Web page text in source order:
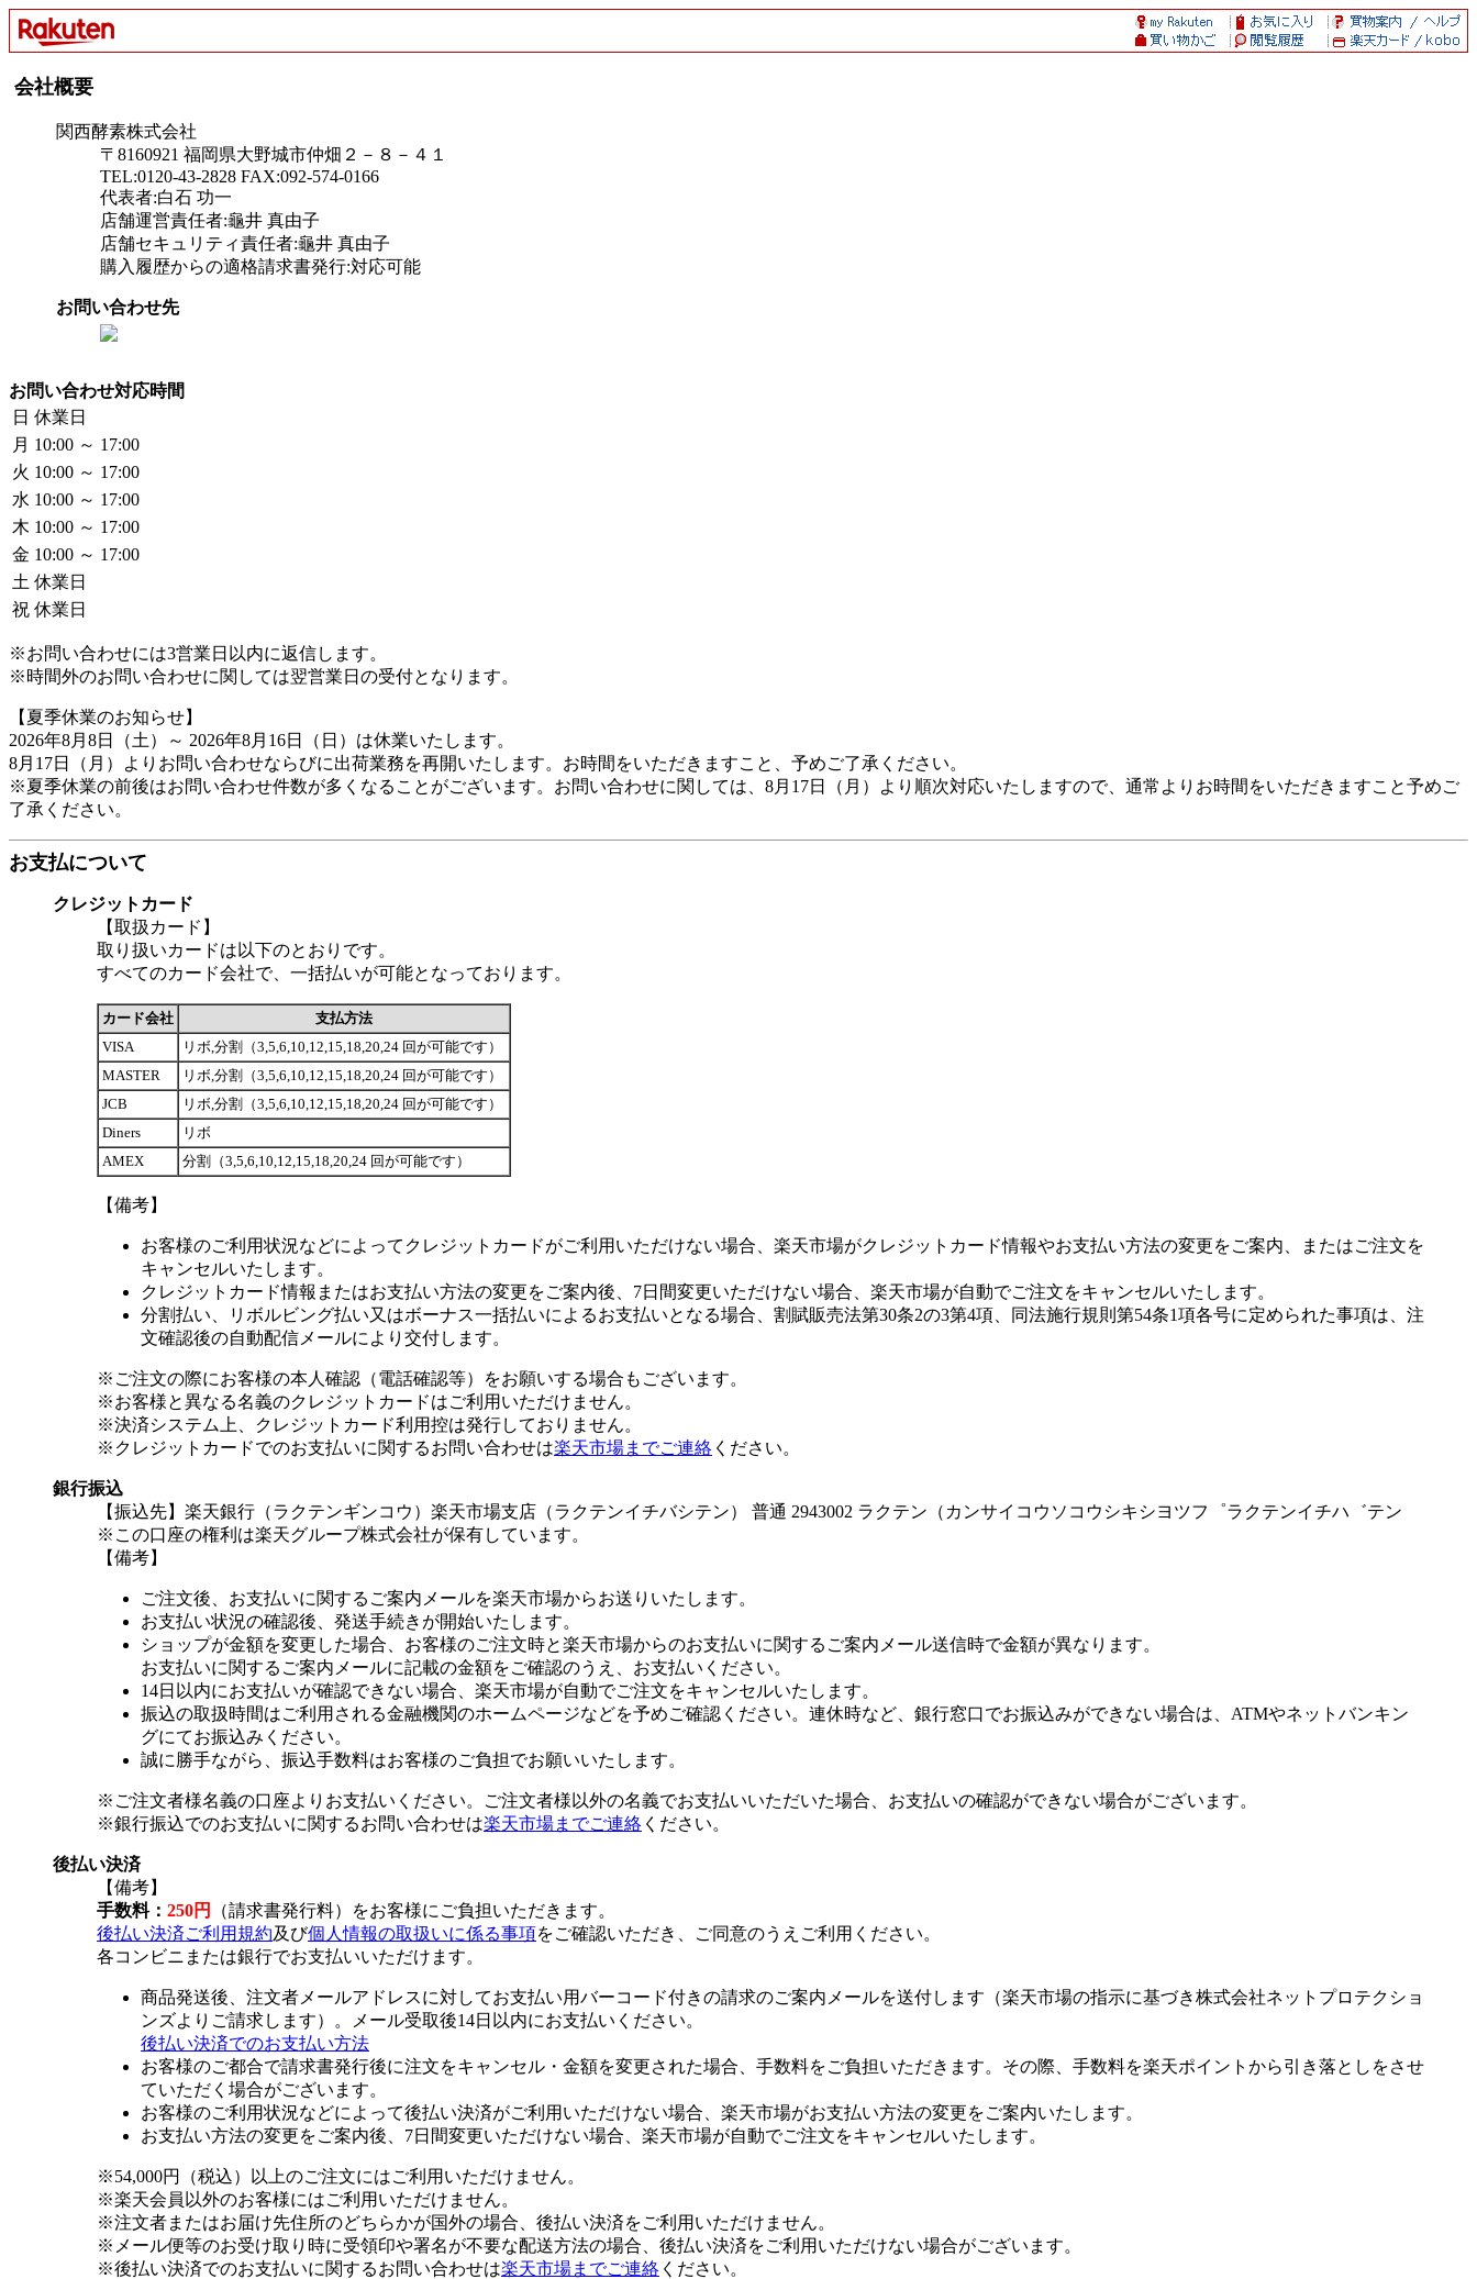
会社概要
関西酵素株式会社
〒8160921 福岡県大野城市仲畑２－８－４１
TEL:0120-43-2828 FAX:092-574-0166
代表者:白石 功一
店舗運営責任者:龜井 真由子
店舗セキュリティ責任者:龜井 真由子
購入履歴からの適格請求書発行:対応可能
お問い合わせ先
お問い合わせ対応時間
日 休業日
月 10:00 ～ 17:00
火 10:00 ～ 17:00
水 10:00 ～ 17:00
木 10:00 ～ 17:00
金 10:00 ～ 17:00
土 休業日
祝 休業日
※お問い合わせには3営業日以内に返信します。
※時間外のお問い合わせに関しては翌営業日の受付となります。
【夏季休業のお知らせ】
2026年8月8日（土）～ 2026年8月16日（日）は休業いたします。
8月17日（月）よりお問い合わせならびに出荷業務を再開いたします。お時間をいただきますこと、予めご了承ください。
※夏季休業の前後はお問い合わせ件数が多くなることがございます。お問い合わせに関しては、8月17日（月）より順次対応いたしますので、通常よりお時間をいただきますこと予めご
了承ください。
お支払について
クレジットカード
【取扱カード】
取り扱いカードは以下のとおりです。
すべてのカード会社で、一括払いが可能となっております。
カード会社
支払方法
VISA
リボ,分割（3,5,6,10,12,15,18,20,24 回が可能です）
MASTER
リボ,分割（3,5,6,10,12,15,18,20,24 回が可能です）
JCB
リボ,分割（3,5,6,10,12,15,18,20,24 回が可能です）
Diners
リボ
AMEX
分割（3,5,6,10,12,15,18,20,24 回が可能です）
【備考】
お客様のご利用状況などによってクレジットカードがご利用いただけない場合、楽天市場がクレジットカード情報やお支払い方法の変更をご案内、またはご注文を
キャンセルいたします。
クレジットカード情報またはお支払い方法の変更をご案内後、7日間変更いただけない場合、楽天市場が自動でご注文をキャンセルいたします。
分割払い、リボルビング払い又はボーナス一括払いによるお支払いとなる場合、割賦販売法第30条2の3第4項、同法施行規則第54条1項各号に定められた事項は、注
文確認後の自動配信メールにより交付します。
※ご注文の際にお客様の本人確認（電話確認等）をお願いする場合もございます。
※お客様と異なる名義のクレジットカードはご利用いただけません。
※決済システム上、クレジットカード利用控は発行しておりません。
※クレジットカードでのお支払いに関するお問い合わせは楽天市場までご連絡 ください。
銀行振込
【振込先】楽天銀行（ラクテンギンコウ）楽天市場支店（ラクテンイチバシテン） 普通 2943002 ラクテン（カンサイコウソコウシキシヨツフ゜ラクテンイチハ゛テン
※この口座の権利は楽天グループ株式会社が保有しています。
【備考】
ご注文後、お支払いに関するご案内メールを楽天市場からお送りいたします。
お支払い状況の確認後、発送手続きが開始いたします。
ショップが金額を変更した場合、お客様のご注文時と楽天市場からのお支払いに関するご案内メール送信時で金額が異なります。
お支払いに関するご案内メールに記載の金額をご確認のうえ、お支払いください。
14日以内にお支払いが確認できない場合、楽天市場が自動でご注文をキャンセルいたします。
振込の取扱時間はご利用される金融機関のホームページなどを予めご確認ください。連休時など、銀行窓口でお振込みができない場合は、ATMやネットバンキン
グにてお振込みください。
誠に勝手ながら、振込手数料はお客様のご負担でお願いいたします。
※ご注文者様名義の口座よりお支払いください。ご注文者様以外の名義でお支払いいただいた場合、お支払いの確認ができない場合がございます。
※銀行振込でのお支払いに関するお問い合わせは楽天市場までご連絡 ください。
後払い決済
【備考】
手数料： 250円
（請求書発行料）をお客様にご負担いただきます。
後払い決済ご利用規約及び個人情報の取扱いに係る事項をご確認いただき、ご同意のうえご利用ください。
各コンビニまたは銀行でお支払いいただけます。
商品発送後、注文者メールアドレスに対してお支払い用バーコード付きの請求のご案内メールを送付します（楽天市場の指示に基づき株式会社ネットプロテクショ
ンズよりご請求します）。メール受取後14日以内にお支払いください。
後払い決済でのお支払い方法
お客様のご都合で請求書発行後に注文をキャンセル・金額を変更された場合、手数料をご負担いただきます。その際、手数料を楽天ポイントから引き落としをさせ
ていただく場合がございます。
お客様のご利用状況などによって後払い決済がご利用いただけない場合、楽天市場がお支払い方法の変更をご案内いたします。
お支払い方法の変更をご案内後、7日間変更いただけない場合、楽天市場が自動でご注文をキャンセルいたします。
※54,000円（税込）以上のご注文にはご利用いただけません。
※楽天会員以外のお客様にはご利用いただけません。
※注文者またはお届け先住所のどちらかが国外の場合、後払い決済をご利用いただけません。
※メール便等のお受け取り時に受領印や署名が不要な配送方法の場合、後払い決済をご利用いただけない場合がございます。
※後払い決済でのお支払いに関するお問い合わせは楽天市場までご連絡 ください。